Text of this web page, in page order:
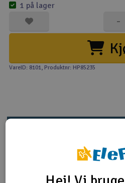
Modelbygg og
Modeljernbane
Motor & tilbehør
Scooter & elkøretøj
-
1 på lager
VareID: 8101, Produktnr: HP85235